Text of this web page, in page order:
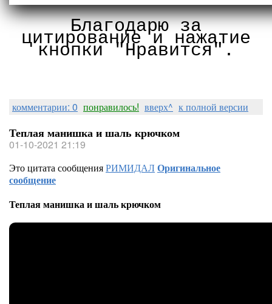
Благодарю за
цитирование и нажатие
кнопки "Нравится".
комментарии: 0 понравилось! вверх^ к полной версии
Теплая манишка и шаль крючком
01-10-2021 21:19
Это цитата сообщенияРИМИДАЛОригинальное
сообщение
Теплая манишка и шаль крючком